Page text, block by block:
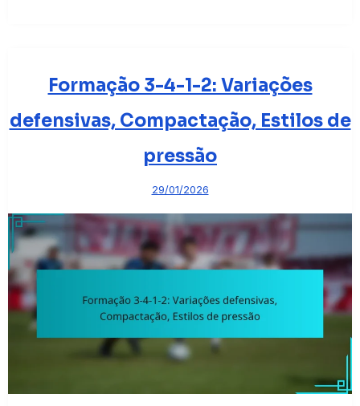
Formação 3-4-1-2: Variações
defensivas, Compactação, Estilos de
pressão
29/01/2026